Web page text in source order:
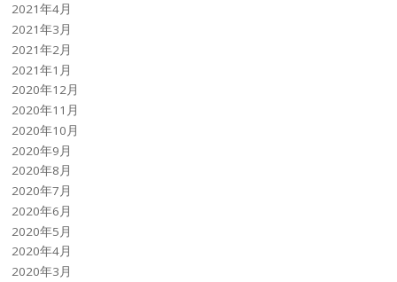
2021年4月
2021年3月
2021年2月
2021年1月
2020年12月
2020年11月
2020年10月
2020年9月
2020年8月
2020年7月
2020年6月
2020年5月
2020年4月
2020年3月